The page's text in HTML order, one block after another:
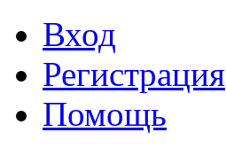
Вход
Регистрация
Помощь